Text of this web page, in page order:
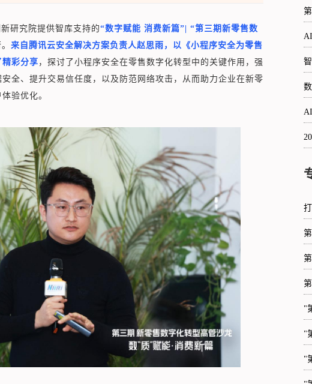
研究院提供智库支持的“数字赋能 消费新篇”| “第三期新零售数
来自腾讯云安全解决方案负责人赵思雨，以《小程序安全为零售
彩分享 ，探讨了小程序安全在零售数字化转型中的关键作用，强
全、提升交易信任度，以及防范网络攻击，从而助力企业在新零
验优化。
"
"
"